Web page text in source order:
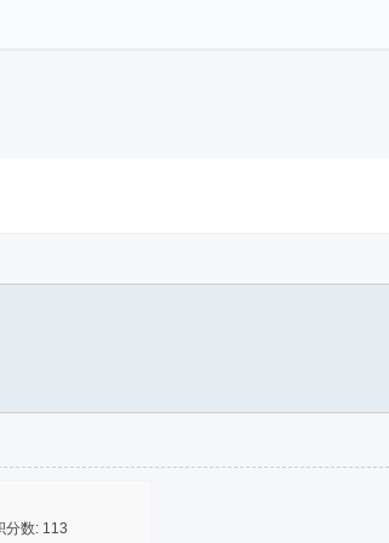
分数: 113